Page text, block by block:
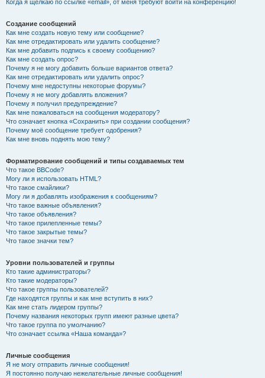
Когда я щёлкаю по ссылке «email», от меня требуют войти на конференцию!
Создание сообщений
Как мне создать новую тему или сообщение?
Как мне отредактировать или удалить сообщение?
Как мне добавить подпись к своему сообщению?
Как мне создать опрос?
Почему я не могу добавить больше вариантов ответа?
Как мне отредактировать или удалить опрос?
Почему мне недоступны некоторые форумы?
Почему я не могу добавлять вложения?
Почему я получил предупреждение?
Как мне пожаловаться на сообщения модератору?
Что означает кнопка «Сохранить» при создании сообщения?
Почему моё сообщение требует одобрения?
Как мне вновь поднять мою тему?
Форматирование сообщений и типы создаваемых тем
Что такое BBCode?
Могу ли я использовать HTML?
Что такое смайлики?
Могу ли я добавлять изображения к сообщениям?
Что такое важные объявления?
Что такое объявления?
Что такое прилепленные темы?
Что такое закрытые темы?
Что такое значки тем?
Уровни пользователей и группы
Кто такие администраторы?
Кто такие модераторы?
Что такое группы пользователей?
Где находятся группы и как мне вступить в них?
Как мне стать лидером группы?
Почему названия некоторых групп имеют разные цвета?
Что такое группа по умолчанию?
Что означает ссылка «Наша команда»?
Личные сообщения
Я не могу отправить личные сообщения!
Я постоянно получаю нежелательные личные сообщения!